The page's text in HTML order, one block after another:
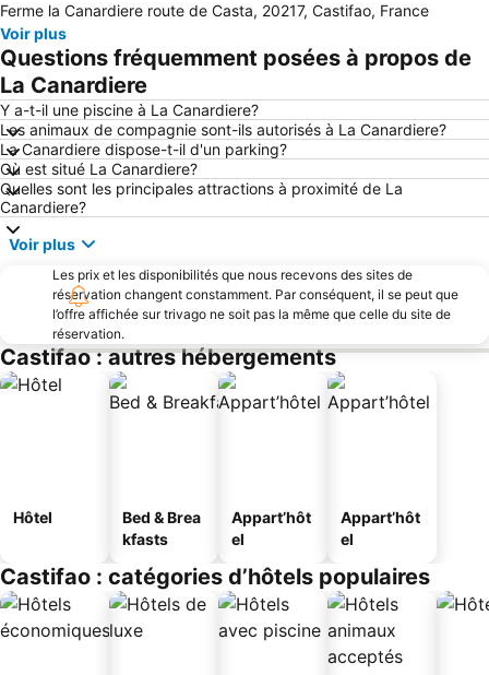
Citadelle de Bastia
Les Agriates
Parc de Saleccia
Place Saint-Nicolas
San Michele de Murato
Festival du Cinéma Italien de Bastia
La Chapelle Sainte-Croix
La marine
Ferme la Canardiere route de Casta, 20217, Castifao, France
Voir plus
Questions fréquemment posées à propos de
La Canardiere
Y a-t-il une piscine à La Canardiere?
Les animaux de compagnie sont-ils autorisés à La Canardiere?
La Canardiere dispose-t-il d'un parking?
Où est situé La Canardiere?
Quelles sont les principales attractions à proximité de La
Canardiere?
Voir plus
Les prix et les disponibilités que nous recevons des sites de
réservation changent constamment. Par conséquent, il se peut que
l’offre affichée sur trivago ne soit pas la même que celle du site de
réservation.
Castifao : autres hébergements
Hôtel
Bed & Brea
kfasts
Appart’hôt
el
Appart’hôt
el
Castifao : catégories d’hôtels populaires